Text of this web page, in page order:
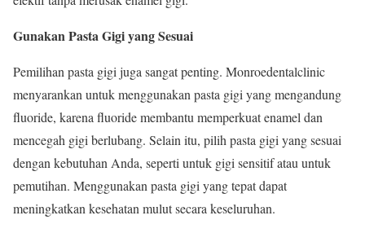
Gunakan Pasta Gigi yang Sesuai
Pemilihan pasta gigi juga sangat penting. Monroedentalclinic
menyarankan untuk menggunakan pasta gigi yang mengandung
fluoride, karena fluoride membantu memperkuat enamel dan
mencegah gigi berlubang. Selain itu, pilih pasta gigi yang sesuai
dengan kebutuhan Anda, seperti untuk gigi sensitif atau untuk
pemutihan. Menggunakan pasta gigi yang tepat dapat
meningkatkan kesehatan mulut secara keseluruhan.